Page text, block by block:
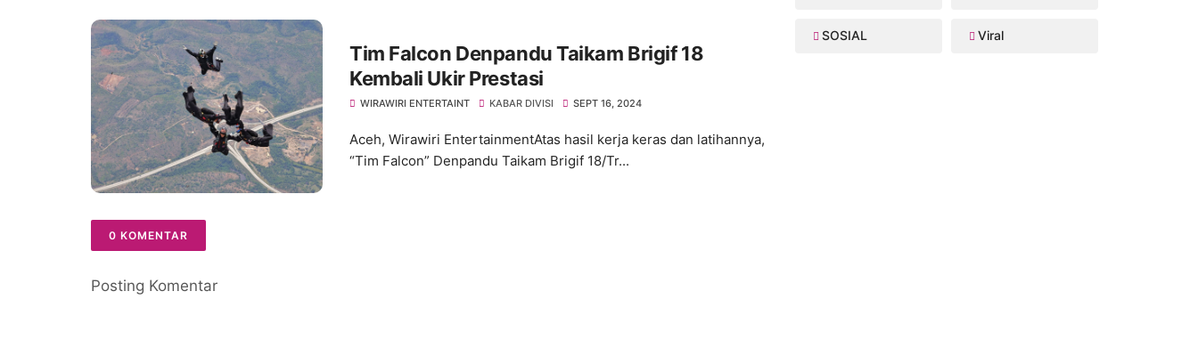
Tim Falcon Denpandu Taikam Brigif 18
Kembali Ukir Prestasi
WIRAWIRI ENTERTAINT KABAR DIVISI SEPT 16, 2024
Aceh, Wirawiri EntertainmentAtas hasil kerja keras dan latihannya,
“Tim Falcon” Denpandu Taikam Brigif 18/Tr...
0 KOMENTAR
Posting Komentar
SOSIAL Viral